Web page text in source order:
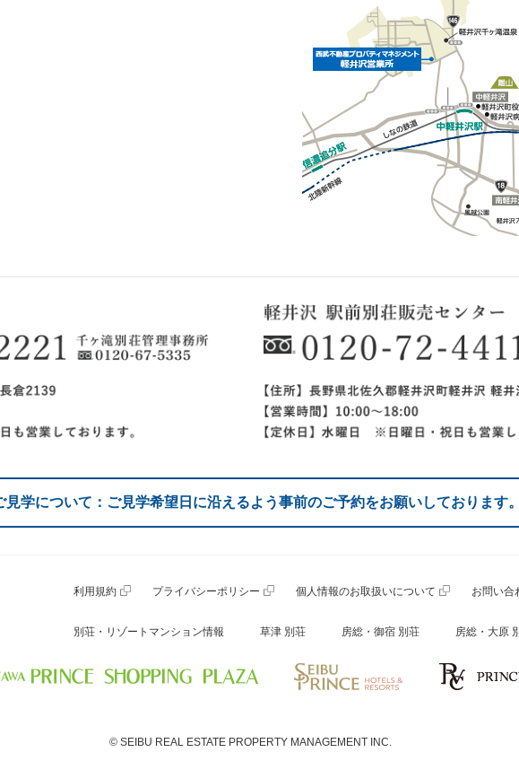
学について：ご見学希望日に沿えるよう事前のご予約をお願いしております。
利用規約 プライバシーポリシー 個人情報のお取扱いについて お問い合
別荘・リゾートマンション情報 草津 別荘 房総・御宿 別荘 房総・大原
© SEIBU REAL ESTATE PROPERTY MANAGEMENT INC.